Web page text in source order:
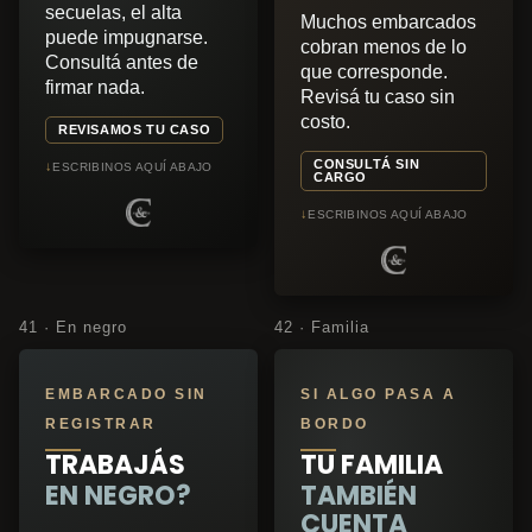
secuelas, el alta
puede impugnarse.
Consultá antes de
firmar nada.
REVISAMOS TU CASO
↓ ESCRIBINOS AQUÍ ABAJO
Muchos embarcados
cobran menos de lo
que corresponde.
Revisá tu caso sin
costo.
CONSULTÁ SIN
CARGO
↓ ESCRIBINOS AQUÍ ABAJO
41 · En negro
EMBARCADO SIN
REGISTRAR
TRABAJÁS
EN NEGRO?
42 · Familia
SI ALGO PASA A
BORDO
TU FAMILIA
TAMBIÉN
CUENTA